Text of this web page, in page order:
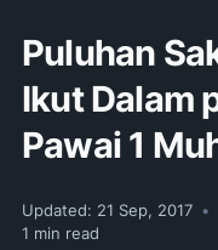
Puluhan
Ikut Dalam
Pawai 1
Updated: 21 Sep, 2017 •
1 min read